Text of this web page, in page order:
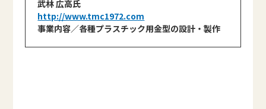
武林 広高氏
http://www.tmc1972.com
事業内容／各種プラスチック用金型の設計・製作